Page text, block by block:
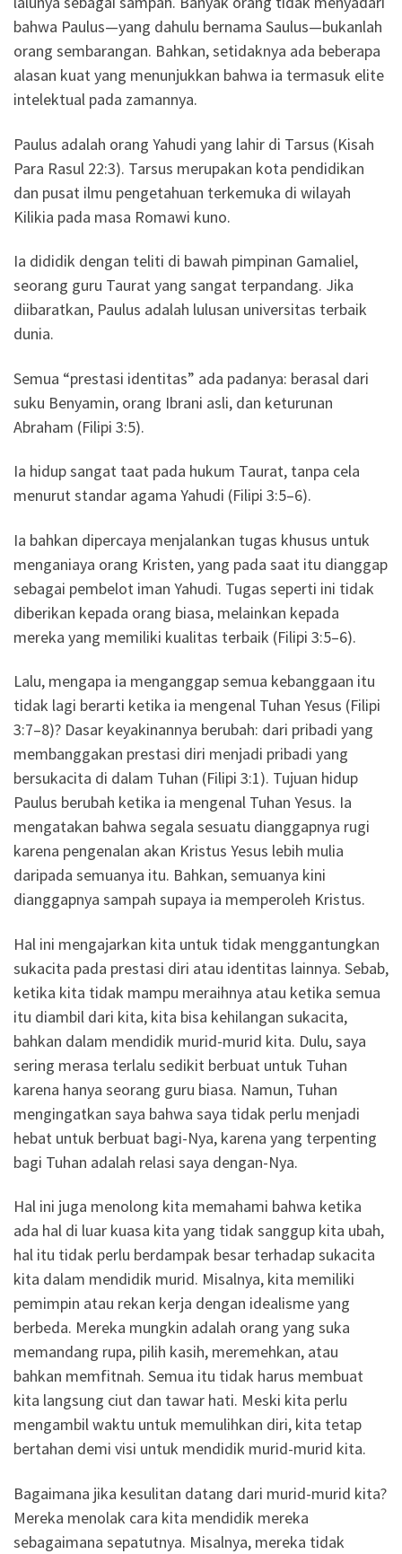
bahwa Paulus—yang dahulu bernama Saulus—bukanlah
orang sembarangan. Bahkan, setidaknya ada beberapa
alasan kuat yang menunjukkan bahwa ia termasuk elite
intelektual pada zamannya.
Paulus adalah orang Yahudi yang lahir di Tarsus (Kisah
Para Rasul 22:3). Tarsus merupakan kota pendidikan
dan pusat ilmu pengetahuan terkemuka di wilayah
Kilikia pada masa Romawi kuno.
Ia dididik dengan teliti di bawah pimpinan Gamaliel,
seorang guru Taurat yang sangat terpandang. Jika
diibaratkan, Paulus adalah lulusan universitas terbaik
dunia.
Semua “prestasi identitas” ada padanya: berasal dari
suku Benyamin, orang Ibrani asli, dan keturunan
Abraham (Filipi 3:5).
Ia hidup sangat taat pada hukum Taurat, tanpa cela
menurut standar agama Yahudi (Filipi 3:5–6).
Ia bahkan dipercaya menjalankan tugas khusus untuk
menganiaya orang Kristen, yang pada saat itu dianggap
sebagai pembelot iman Yahudi. Tugas seperti ini tidak
diberikan kepada orang biasa, melainkan kepada
mereka yang memiliki kualitas terbaik (Filipi 3:5–6).
Lalu, mengapa ia menganggap semua kebanggaan itu
tidak lagi berarti ketika ia mengenal Tuhan Yesus (Filipi
3:7–8)? Dasar keyakinannya berubah: dari pribadi yang
membanggakan prestasi diri menjadi pribadi yang
bersukacita di dalam Tuhan (Filipi 3:1). Tujuan hidup
Paulus berubah ketika ia mengenal Tuhan Yesus. Ia
mengatakan bahwa segala sesuatu dianggapnya rugi
karena pengenalan akan Kristus Yesus lebih mulia
daripada semuanya itu. Bahkan, semuanya kini
dianggapnya sampah supaya ia memperoleh Kristus.
Hal ini mengajarkan kita untuk tidak menggantungkan
sukacita pada prestasi diri atau identitas lainnya. Sebab,
ketika kita tidak mampu meraihnya atau ketika semua
itu diambil dari kita, kita bisa kehilangan sukacita,
bahkan dalam mendidik murid-murid kita. Dulu, saya
sering merasa terlalu sedikit berbuat untuk Tuhan
karena hanya seorang guru biasa. Namun, Tuhan
mengingatkan saya bahwa saya tidak perlu menjadi
hebat untuk berbuat bagi-Nya, karena yang terpenting
bagi Tuhan adalah relasi saya dengan-Nya.
Hal ini juga menolong kita memahami bahwa ketika
ada hal di luar kuasa kita yang tidak sanggup kita ubah,
hal itu tidak perlu berdampak besar terhadap sukacita
kita dalam mendidik murid. Misalnya, kita memiliki
pemimpin atau rekan kerja dengan idealisme yang
berbeda. Mereka mungkin adalah orang yang suka
memandang rupa, pilih kasih, meremehkan, atau
bahkan memfitnah. Semua itu tidak harus membuat
kita langsung ciut dan tawar hati. Meski kita perlu
mengambil waktu untuk memulihkan diri, kita tetap
bertahan demi visi untuk mendidik murid-murid kita.
Bagaimana jika kesulitan datang dari murid-murid kita?
Mereka menolak cara kita mendidik mereka
sebagaimana sepatutnya. Misalnya, mereka tidak